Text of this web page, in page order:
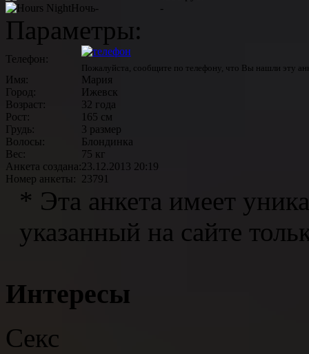
Ночь- -
Параметры:
Телефон:
Пожалуйста, сообщите по телефону, что Вы нашли эту
Имя:
Мария
Город:
Ижевск
Возраст:
32 года
Рост:
165 см
Грудь:
3 размер
Волосы:
Блондинка
Вес:
75 кг
Анкета создана:23.12.2013 20:19
Номер анкеты: 23791
* Эта анкета имеет
указанный на сайте
Интересы
Секс